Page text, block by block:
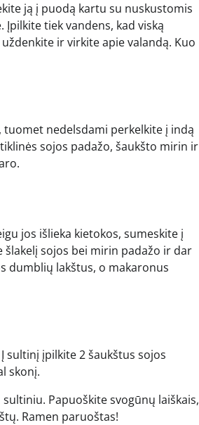
ją į puodą kartu su nuskustomis
tiek vandens, kad viską
ir virkite apie valandą. Kuo
nedelsdami perkelkite į indą
sojos padažo, šaukšto mirin ir
jos išlieka kietokos, sumeskite į
sojos bei mirin padažo ir dar
dumblių lakštus, o makaronus
sultinį įpilkite 2 šaukštus sojos
skonį.
Papuoškite svogūnų laiškais,
Ramen paruoštas!